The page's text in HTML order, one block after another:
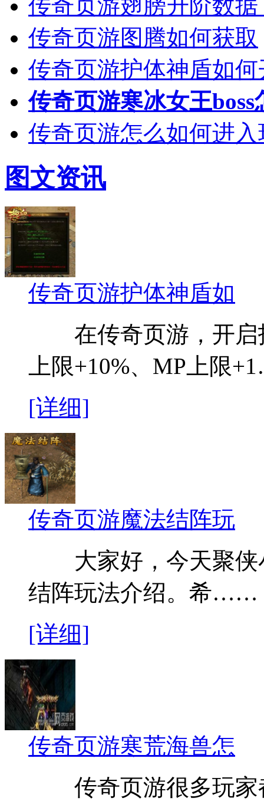
传奇页游翅膀升阶数
传奇页游图腾如何获取
传奇页游护体神盾如何
传奇页游寒冰女王boss
传奇页游怎么如何进
图文资讯
传奇页游护体神盾如
在传奇页游，开启
上限+10%、MP上限
[详细]
传奇页游魔法结阵玩
大家好，今天聚侠
结阵玩法介绍。希……
[详细]
传奇页游寒荒海兽怎
传奇页游很多玩家